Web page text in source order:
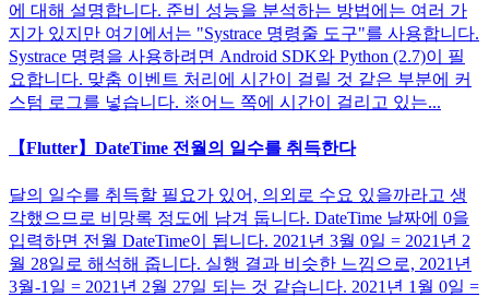
에 대해 설명합니다. 준비 성능을 분석하는 방법에는 여러 가
지가 있지만 여기에서는 "Systrace 명령줄 도구"를 사용합니다.
Systrace 명령을 사용하려면 Android SDK와 Python (2.7)이 필
요합니다. 맞춤 이벤트 처리에 시간이 걸릴 것 같은 부분에 커
스텀 로그를 넣습니다. ※어느 쪽에 시간이 걸리고 있는...
【Flutter】DateTime 전월의 일수를 취득한다
달의 일수를 취득할 필요가 있어, 의외로 수요 있을까라고 생
각했으므로 비망록 정도에 남겨 둡니다. DateTime 날짜에 0을
입력하면 전월 DateTime이 됩니다. 2021년 3월 0일 = 2021년 2
월 28일로 해석해 줍니다. 실행 결과 비슷한 느낌으로, 2021년
3월-1일 = 2021년 2월 27일 되는 것 같습니다. 2021년 1월 0일 =